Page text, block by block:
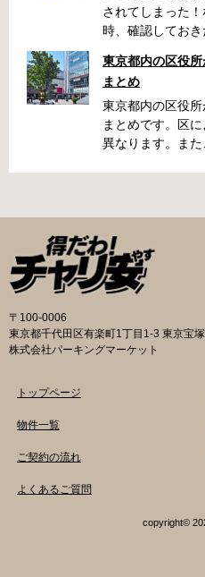
されてしまった
時、確認してお
くらい？なんて
前に確認していざ
代田区 / 新宿区 /
/ 北区 / 墨田区 /
された場合 猿楽
の地図が置いて
線、都営新宿・三
手町高架下自転車
二丁目4番 電話
車対策コールセ
線大手町駅B3出
料 2,000円 自転
保管場所 住所
3896 最寄駅 東
から徒歩6分 JR
東京都内の区役
まとめ
東京都内の区役
まとめです。区
異なります。ま
の自転車駐輪場
申請期間内に利用
1,396KB） と必
あてに郵送（申請
内に環境まちづく
さい（郵送先・各
ファクス・メール
生活保護受給者
3,000円（区内、
細は各駐輪場ま
千代田区HPはこ
窓口で配布。新
〒100-0006
東京都千代田区有楽町1丁目1-3 東京宝
株式会社パーキングマーケット
トップページ
物件一覧
ご契約の流れ
よくあるご質問
copyright©